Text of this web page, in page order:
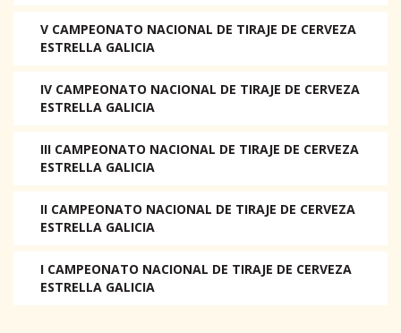
V CAMPEONATO NACIONAL DE TIRAJE DE CERVEZA
ESTRELLA GALICIA
IV CAMPEONATO NACIONAL DE TIRAJE DE CERVEZA
ESTRELLA GALICIA
III CAMPEONATO NACIONAL DE TIRAJE DE CERVEZA
ESTRELLA GALICIA
II CAMPEONATO NACIONAL DE TIRAJE DE CERVEZA
ESTRELLA GALICIA
I CAMPEONATO NACIONAL DE TIRAJE DE CERVEZA
ESTRELLA GALICIA